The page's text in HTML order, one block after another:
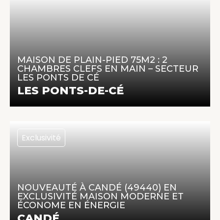
MAISON DE PLAIN-PIED 75M2 : 2
CHAMBRES CLEFS EN MAIN – SECTEUR
LES PONTS DE CÉ
LES PONTS-DE-CÉ
75 m² | 3 pièces | 2 chambres
En savoir +
Exclusivité
NOUVEAUTÉ À CANDÉ (49440) EN
EXCLUSIVITÉ MAISON MODERNE ET
ÉCONOME EN ÉNERGIE
84 m² | 5 pièces | 3 chambres
En savoir +